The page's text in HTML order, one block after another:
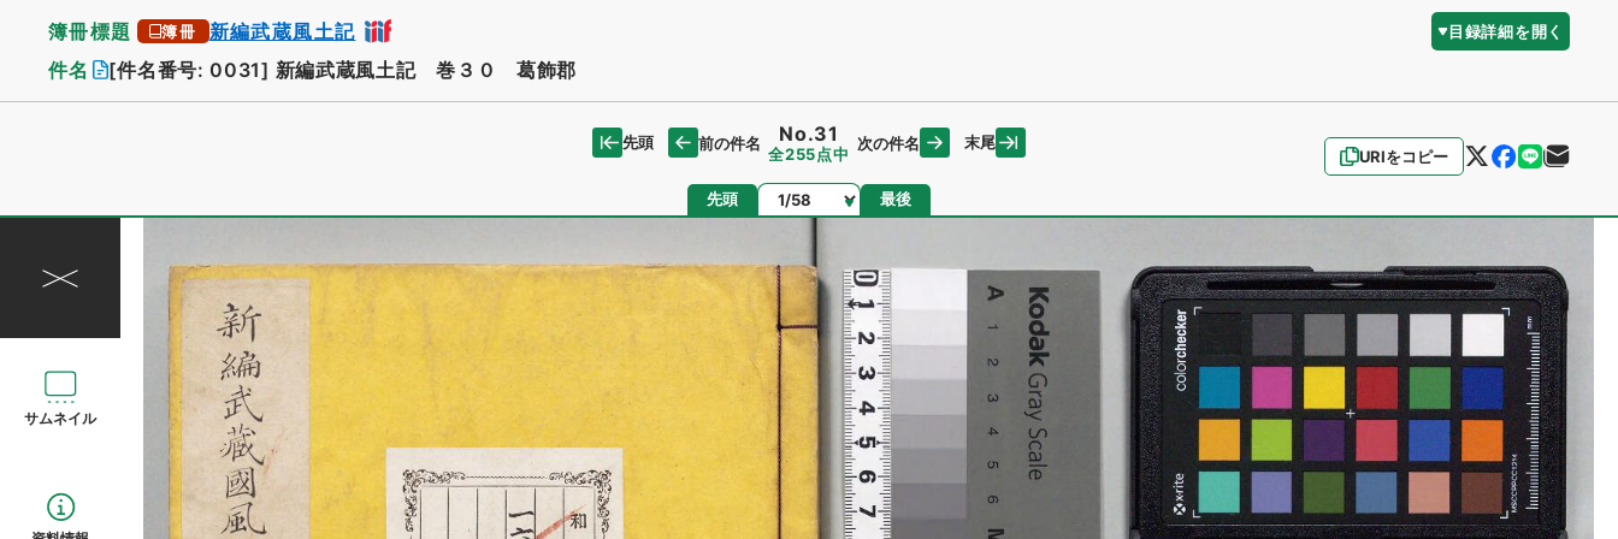
簿冊標題 簿冊 新編武蔵風土記 目録詳細を開く
件名 [件名番号: 0031] 新編武蔵風土記 巻３０ 葛飾郡
URIをコピー
先頭 前の件名 No.31
全255点中
次の件名 末尾
先頭 ページ 最後
サムネイル